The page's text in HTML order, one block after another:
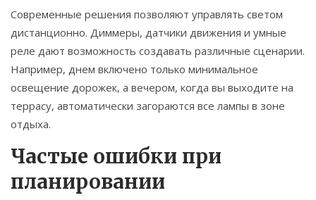
Современные решения позволяют управлять светом
дистанционно. Диммеры, датчики движения и умные
реле дают возможность создавать различные сценарии.
Например, днем включено только минимальное
освещение дорожек, а вечером, когда вы выходите на
террасу, автоматически загораются все лампы в зоне
отдыха.
Частые ошибки при
планировании